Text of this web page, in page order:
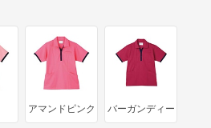
アマンドピンク バーガンディー